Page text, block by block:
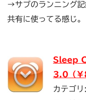
→サブのランニング
共有に使ってる感じ。
Sleep
3.0（￥
カテゴ